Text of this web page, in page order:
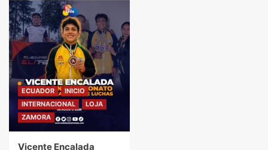
ECUADOR
INICIO
INTERNACIONAL
LOJA
ZAMORA
Vicente Encalada